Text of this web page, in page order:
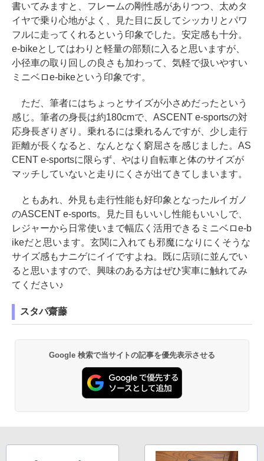
書いてみますと、フレームの剛性感がありつつ、太めタ
イヤで乗り心地がよく、見た目に反してシッカリとパワ
フルに走ってくれるという印象でした。安定感も十分。
e-bikeとしてはわりと軽量の部類に入ると思いますが、
小径車の取り回しの良さも加わって、気軽で扱いやすい
ミニベロe-bikeという印象です。
ただ、筆者にはちょっとサイズが小さめだったという
感じ。筆者の身長は約180cmで、ASCENT e-sportsの対
応身長ぎりぎり。乗れるには乗れるんですが、少し走行
距離が長くなると、なんとなく窮屈さを感じました。AS
CENT e-sportsに限らず、やはり自転車と体のサイズが
マッチしていないと走りにくさが出てきてしまいます。
ともあれ、外見も走行性能も好印象となったルイガノ
のASCENT e-sports。見た目もいいし性能もいいしで、
レジャーから日常使いまで幅広く活用できるミニベロe-b
ikeだと思います。玄関に入れても邪魔になりにくそうな
サイズ感もナニゲにイイですよね。既に店頭に並んでい
ると思いますので、興味のある方はぜひ実車に触れてみ
てください♪
スタパ齋藤
Google 検索で当サイトの記事を優先表示させる